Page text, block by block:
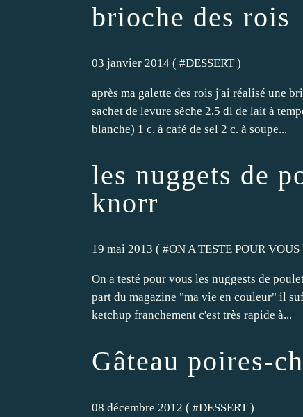
brioche des rois
03 janvier 2014 ( #DESSERT)
après ma galette des rois j'ai réalisé une
sachet de levure sèche 2,5 dl de lait à
blanche) 1 c. à café de sel 2 c. à soupe...
les nuggets de
knorr
19 mai 2013 ( #ON A TESTE POUR VOUS
On a testé pour vous les nuggests de
part du magazine "ma vie en couleur" il
ketchup franchement c'est très rapide à...
Gâteau poires-
08 décembre 2012 ( #DESSERT)